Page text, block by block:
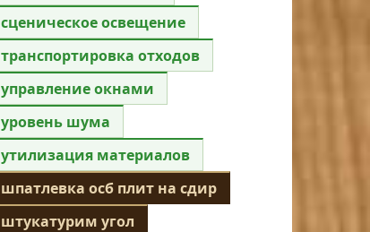
сценическое освещение
транспортировка отходов
управление окнами
уровень шума
утилизация материалов
шпатлевка осб плит на сдир
штукатурим угол